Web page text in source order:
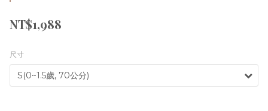
NT$1,988
尺寸